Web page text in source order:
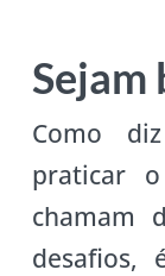
Sejam
Como
praticar
chamam
desafios,